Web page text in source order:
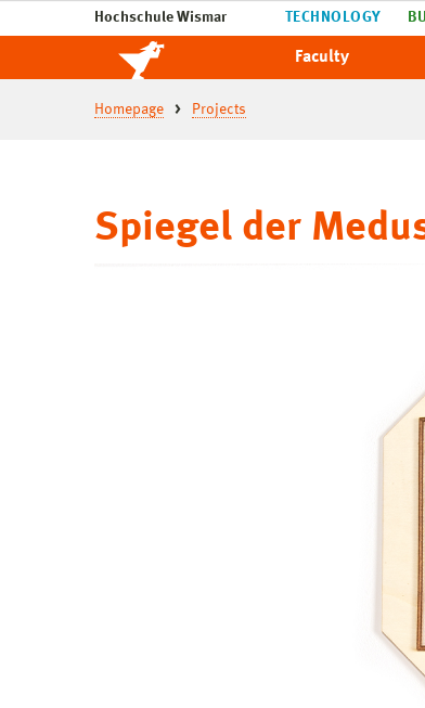
Hochschule Wismar TECHNOLOGY
Faculty
Homepage Projects
Spiegel der